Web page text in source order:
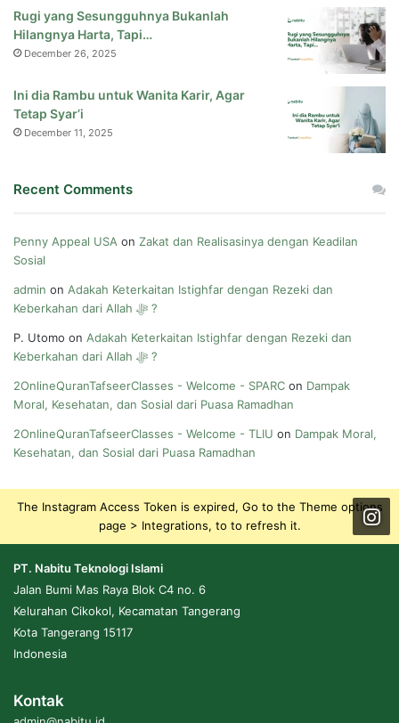
Rugi yang Sesungguhnya Bukanlah
Hilangnya Harta, Tapi…
December 26, 2025
Ini dia Rambu untuk Wanita Karir, Agar
Tetap Syar’i
December 11, 2025
Recent Comments
Penny Appeal USA on Zakat dan Realisasinya dengan Keadilan
Sosial
admin on Adakah Keterkaitan Istighfar dengan Rezeki dan
Keberkahan dari Allah ﷻ ?
P. Utomo on Adakah Keterkaitan Istighfar dengan Rezeki dan
Keberkahan dari Allah ﷻ ?
2OnlineQuranTafseerClasses - Welcome - SPARC on Dampak
Moral, Kesehatan, dan Sosial dari Puasa Ramadhan
2OnlineQuranTafseerClasses - Welcome - TLIU on Dampak Moral,
Kesehatan, dan Sosial dari Puasa Ramadhan
The Instagram Access Token is expired, Go to the Theme options
page > Integrations, to to refresh it.
PT. Nabitu Teknologi Islami
Jalan Bumi Mas Raya Blok C4 no. 6
Kelurahan Cikokol, Kecamatan Tangerang
Kota Tangerang 15117
Indonesia
Kontak